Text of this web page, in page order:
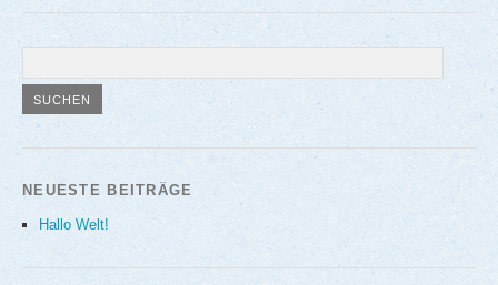
NEUESTE BEITRÄGE
Hallo Welt!